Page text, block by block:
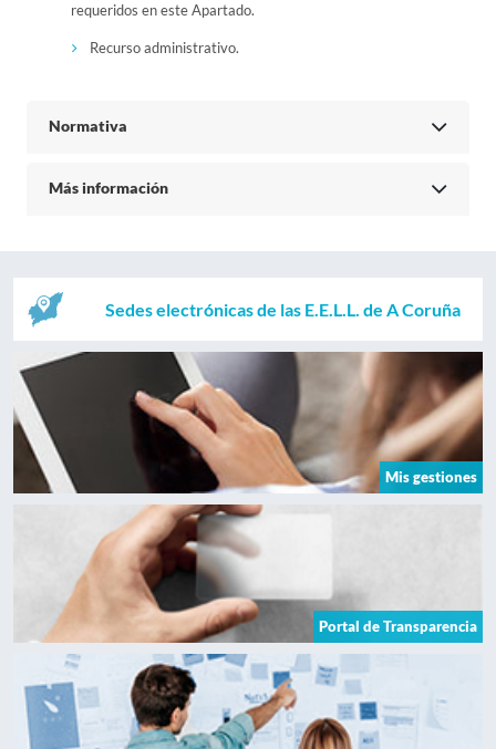
requeridos en este Apartado.
Recurso administrativo.
Normativa
Más información
Sedes electrónicas de las E.E.L.L. de A Coruña
Mis gestiones
Portal de Transparencia